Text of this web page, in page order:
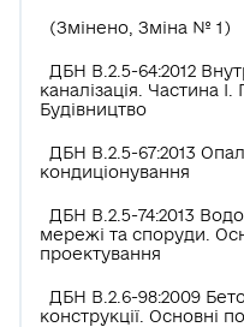
(Змінено, Зміна № 1)
ДБН В.2.5-64:2012
каналізація. Частина
Будівництво
ДБН В.2.5-67:2013
кондиціонування
ДБН В.2.5-74:2013
мережі та споруди.
проектування
ДБН В.2.6-98:2009
конструкції. Основні